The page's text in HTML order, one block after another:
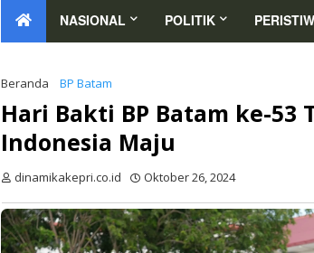
NASIONAL POLITIK
Beranda BP Batam
Hari Bakti BP Batam ke-53
Indonesia Maju
dinamikakepri.co.id Oktober 26, 2024